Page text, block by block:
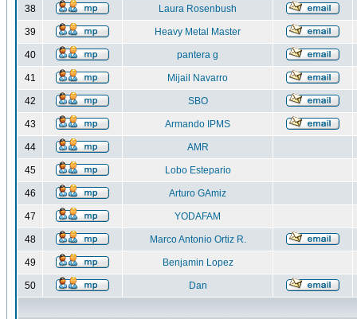
38 Laura Rosenbush
39 Heavy Metal Master
40 pantera g
41 Mijail Navarro
42 SBO
43 Armando IPMS
44 AMR
45 Lobo Estepario
46 Arturo GAmiz
47 YODAFAM
48 Marco Antonio Ortiz R.
49 Benjamin Lopez
50 Dan